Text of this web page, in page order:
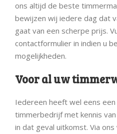
ons altijd de beste
bewijzen wij iedere dag dat
gaat van een scherpe prijs.
contactformulier in indien u
mogelijkheden.
Voor al uw
Iedereen heeft wel eens
timmerbedrijf met kennis
in dat geval uitkomst. Via